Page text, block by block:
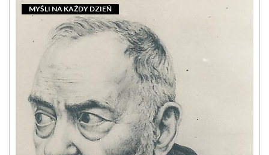
MYŚLI NA KAŻDY DZIEŃ